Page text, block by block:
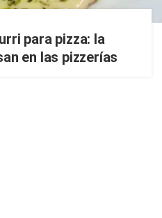
para pizza: la
en las pizzerías